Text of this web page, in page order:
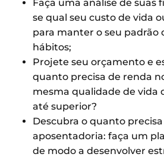
Faça uma análise de suas
se qual seu custo de vida
para manter o seu padrão
hábitos;
Projete seu orçamento e
quanto precisa de renda
mesma qualidade de vida
até superior?
Descubra o quanto
aposentadoria: faça um
de modo a desenvolver